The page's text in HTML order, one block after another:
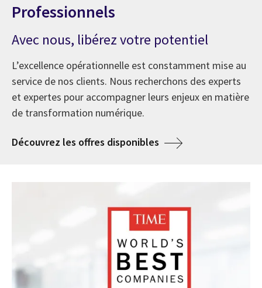
Professionnels
Avec nous, libérez votre potentiel
L’excellence opérationnelle est constamment mise au
service de nos clients. Nous recherchons des experts
et expertes pour accompagner leurs enjeux en matière
de transformation numérique.
Découvrez les offres disponibles